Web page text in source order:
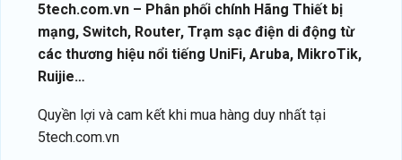
5tech.com.vn – Phân phối chính Hãng Thiết bị
mạng, Switch, Router, Trạm sạc điện di động từ
các thương hiệu nổi tiếng UniFi, Aruba, MikroTik,
Ruijie…
Quyền lợi và cam kết khi mua hàng duy nhất tại
5tech.com.vn